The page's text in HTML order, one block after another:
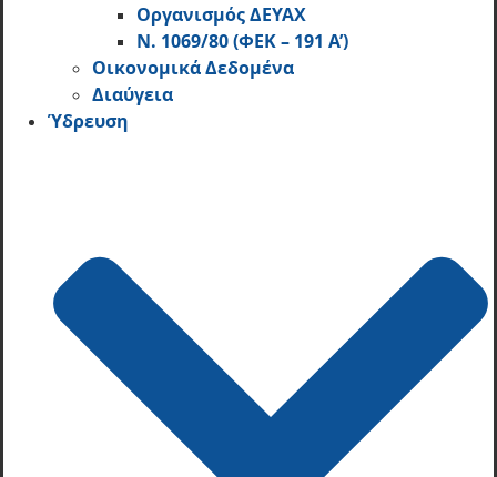
Οργανισμός ΔΕΥΑΧ
Ν. 1069/80 (ΦΕΚ – 191 Α’)
Οικονομικά Δεδομένα
Διαύγεια
Ύδρευση